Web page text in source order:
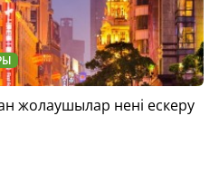
жолаушылар нені ескеру